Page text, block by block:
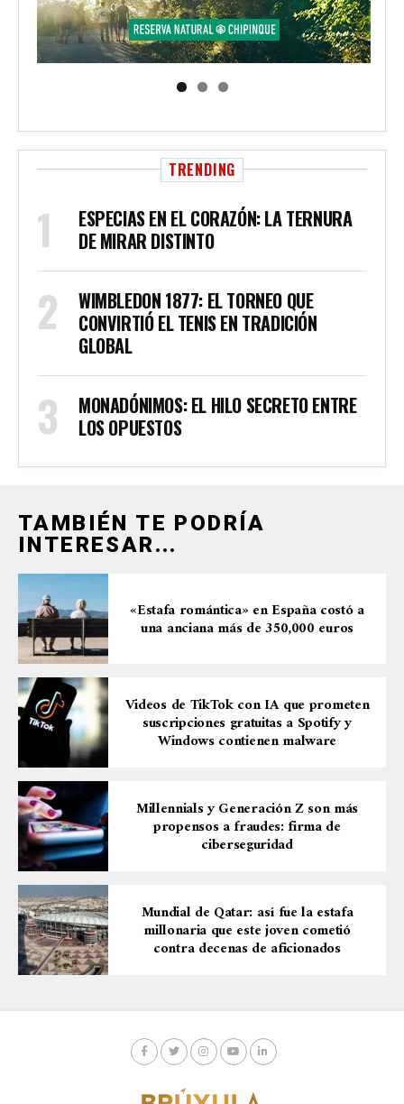
TRENDING
ESPECIAS EN EL CORAZÓN: LA TERNURA
DE MIRAR DISTINTO
WIMBLEDON 1877: EL TORNEO QUE
CONVIRTIÓ EL TENIS EN TRADICIÓN
GLOBAL
MONADÓNIMOS: EL HILO SECRETO ENTRE
LOS OPUESTOS
TAMBIÉN TE PODRÍA
INTERESAR...
«Estafa romántica» en España costó a
una anciana más de 350,000 euros
Videos de TikTok con IA que prometen
suscripciones gratuitas a Spotify y
Windows contienen malware
Millennials y Generación Z son más
propensos a fraudes: firma de
ciberseguridad
Mundial de Qatar: así fue la estafa
millonaria que este joven cometió
contra decenas de aficionados